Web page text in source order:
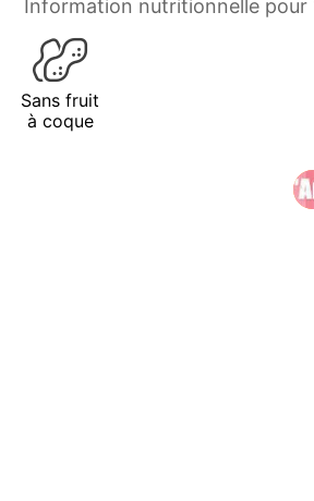
Information nutritionnelle
Sans fruit
à coque